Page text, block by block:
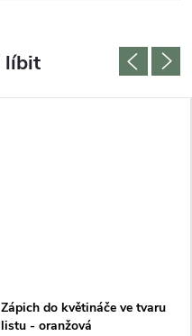
Zápich do květináče ve tvaru
listu - oranžová